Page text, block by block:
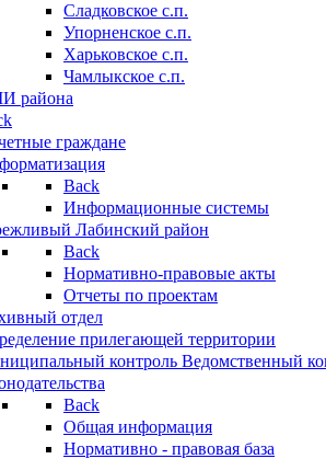
Сладковское с.п.
Упорненское с.п.
Харьковское с.п.
Чамлыкское с.п.
района
граждане
Back
Информационные системы
Лабинский район
Back
Нормативно-правовые акты
Отчеты по проектам
отдел
прилегающей территории
контроль Ведомственный
Back
Общая информация
Нормативно - правовая база